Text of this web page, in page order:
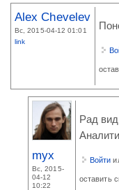
Alex Chevelev
Вс, 2015-04-12 01:01
link
myx
Вс, 2015-
04-12
10:22
Рад
Войти
оставить